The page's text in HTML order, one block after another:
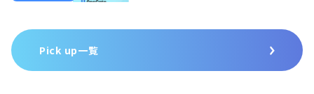
Pick up一覧